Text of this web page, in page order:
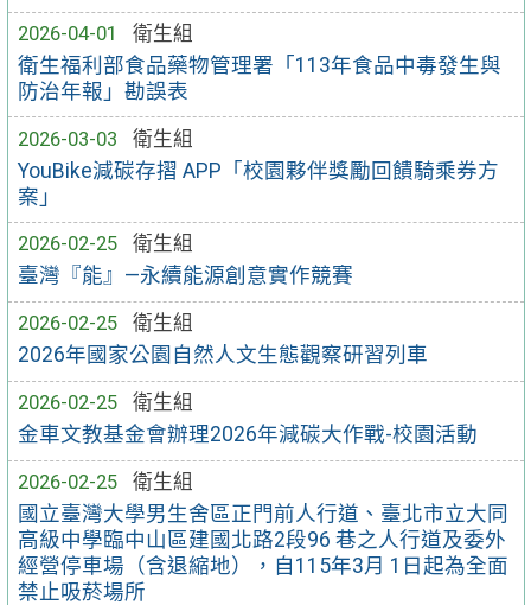
2026-04-01
衛生組
衛生福利部食品藥物管理署「113年食品中毒發生與
防治年報」勘誤表
2026-03-03
衛生組
YouBike減碳存摺 APP「校園夥伴獎勵回饋騎乘券方
案」
2026-02-25
衛生組
臺灣『能』—永續能源創意實作競賽
2026-02-25
衛生組
2026年國家公園自然人文生態觀察研習列車
2026-02-25
衛生組
金車文教基金會辦理2026年減碳大作戰-校園活動
2026-02-25
衛生組
國立臺灣大學男生舍區正門前人行道、臺北市立大同
高級中學臨中山區建國北路2段96 巷之人行道及委外
經營停車場（含退縮地），自115年3月 1日起為全面
禁止吸菸場所